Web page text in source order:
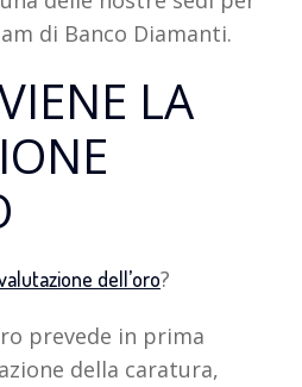
di Banco Diamanti.
LA
dell’oro?
prevede in prima
della caratura,